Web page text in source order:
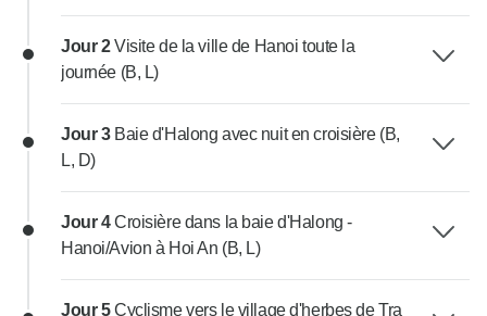
Jour 2Visite de la ville de Hanoi toute la
journée (B, L)
Jour 3 Baie d'Halong avec nuit en croisière (B,
L, D)
Jour 4Croisière dans la baie d'Halong -
Hanoi/Avion à Hoi An (B, L)
Jour 5Cyclisme vers le village d'herbes de Tra